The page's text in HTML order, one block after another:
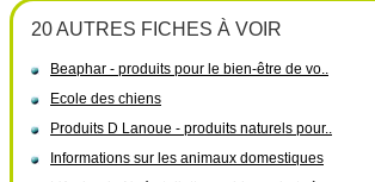
20 AUTRES FICHES À VOIR
Beaphar - produits pour le bien-être de vo..
Ecole des chiens
Produits D Lanoue - produits naturels pour..
Informations sur les animaux domestiques